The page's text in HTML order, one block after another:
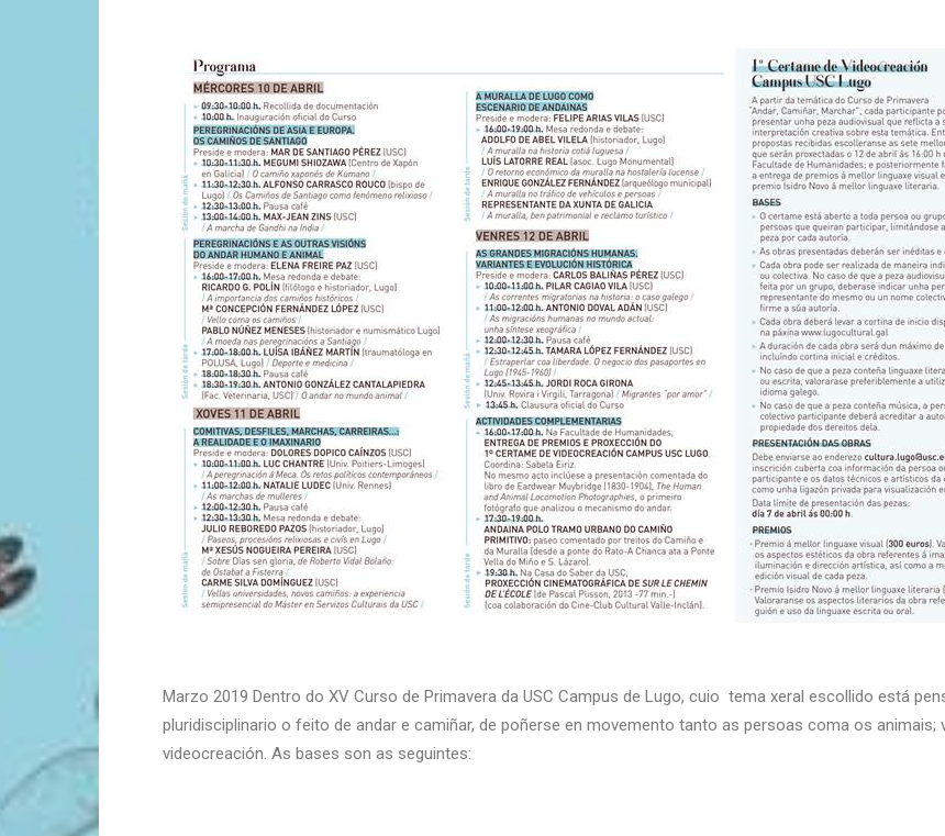
Marzo 2019 Dentro do XV Curso de Primavera da USC Campus de Lugo, cuio tema xeral escollido está
pluridisciplinario o feito de andar e camiñar, de poñerse en movemento tanto as persoas coma os animais;
videocreación. As bases son as seguintes: